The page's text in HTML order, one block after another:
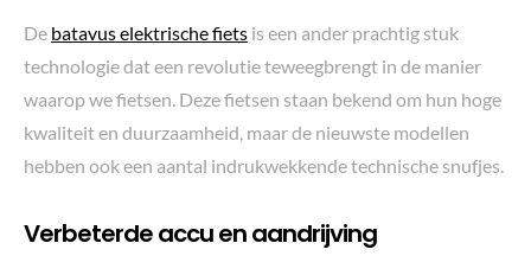
De batavus elektrische fiets is een ander prachtig stuk
technologie dat een revolutie teweegbrengt in de manier
waarop we fietsen. Deze fietsen staan bekend om hun hoge
kwaliteit en duurzaamheid, maar de nieuwste modellen
hebben ook een aantal indrukwekkende technische snufjes.
Verbeterde accu en aandrijving